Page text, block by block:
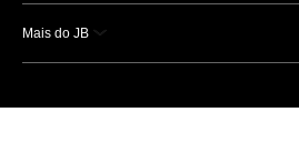
Mais do JB
Esportes